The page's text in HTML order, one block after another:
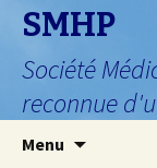
SMHP
Société
reconnue
Menu